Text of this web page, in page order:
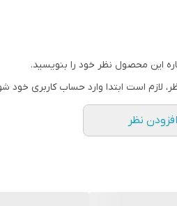
این محصول نظر خود را بنویسید.
لازم است ابتدا وارد حساب کاربری خود
افزودن نظر